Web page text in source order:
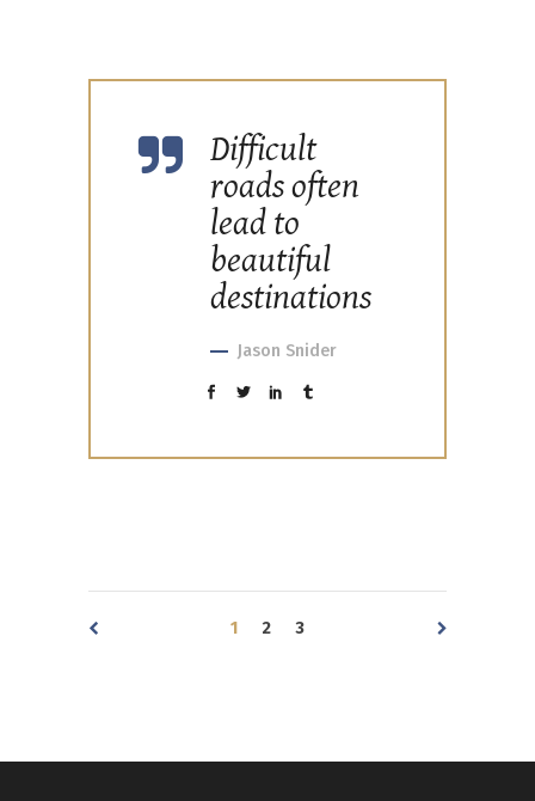
Difficult
roads often
lead to
beautiful
destinations
Jason Snider
1 2 3